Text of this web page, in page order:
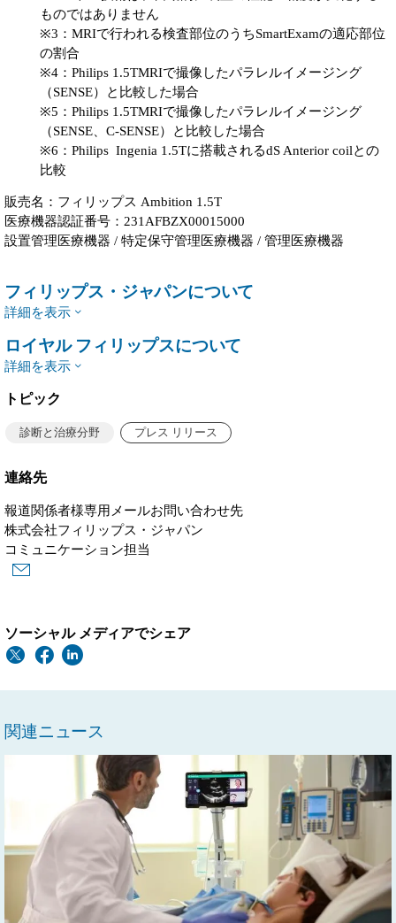
ものではありません
※3：MRIで行われる検査部位のうちSmartExamの適応部位
の割合
※4：Philips 1.5TMRIで撮像したパラレルイメージング
（SENSE）と比較した場合
※5：Philips 1.5TMRIで撮像したパラレルイメージング
（SENSE、C-SENSE）と比較した場合
※6：Philips Ingenia 1.5Tに搭載されるdS Anterior coilとの
比較
販売名：フィリップス Ambition 1.5T
医療機器認証番号：231AFBZX00015000
設置管理医療機器 / 特定保守管理医療機器 / 管理医療機器
フィリップス・ジャパンについて
詳細を表示
ロイヤル フィリップスについて
詳細を表示
トピック
診断と治療分野 プレス リリース
連絡先
報道関係者様専用メールお問い合わせ先
株式会社フィリップス・ジャパン
コミュニケーション担当
ソーシャル メディアでシェア
関連ニュース